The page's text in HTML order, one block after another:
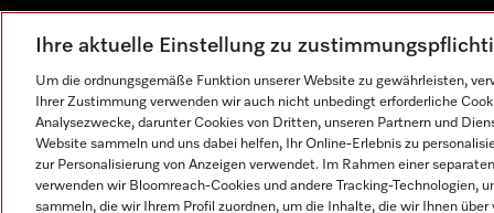
Ihre aktuelle Einstellung zu
Um die ordnungsgemäße Funktion unserer Website zu gewährleisten,
Ihrer Zustimmung verwenden wir auch nicht unbedingt erforderliche
Analysezwecke, darunter Cookies von Dritten, unseren Partnern und
Website sammeln und uns dabei helfen, Ihr Online-Erlebnis zu
zur Personalisierung von Anzeigen verwendet. Im Rahmen einer
verwenden wir Bloomreach-Cookies und andere Tracking-Technologien,
sammeln, die wir Ihrem Profil zuordnen, um die Inhalte, die wir Ihnen